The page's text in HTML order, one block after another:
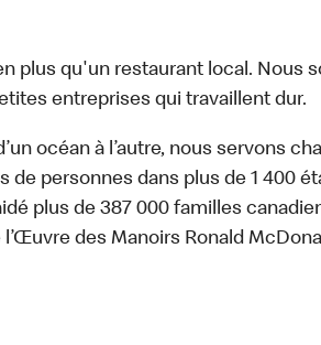
plus qu'un restaurant local. Nous
entreprises qui travaillent dur.
océan à l’autre, nous servons
de personnes dans plus de 1 400
plus de 387 000 familles
l’Œuvre des Manoirs Ronald